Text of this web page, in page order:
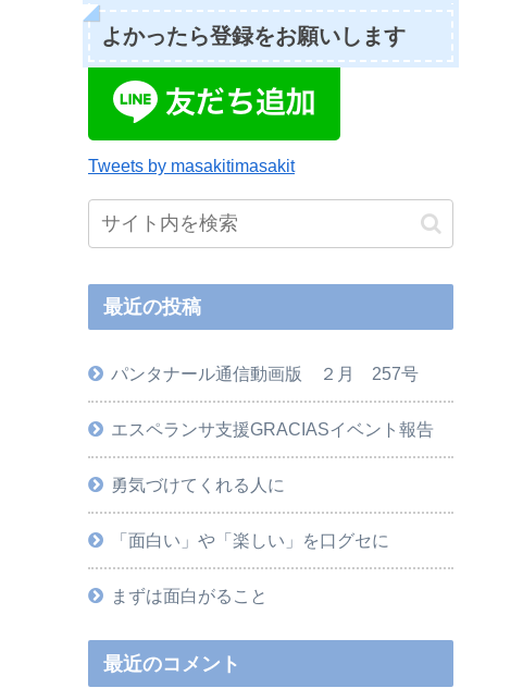
よかったら登録をお願いします
Tweets by masakitimasakit
最近の投稿
パンタナール通信動画版 ２月 257号
エスペランサ支援GRACIASイベント報告
勇気づけてくれる人に
「面白い」や「楽しい」を口グセに
まずは面白がること
最近のコメント